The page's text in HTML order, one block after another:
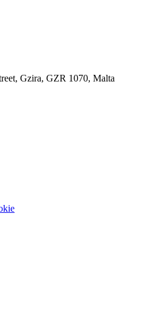
Gzira, GZR 1070, Malta